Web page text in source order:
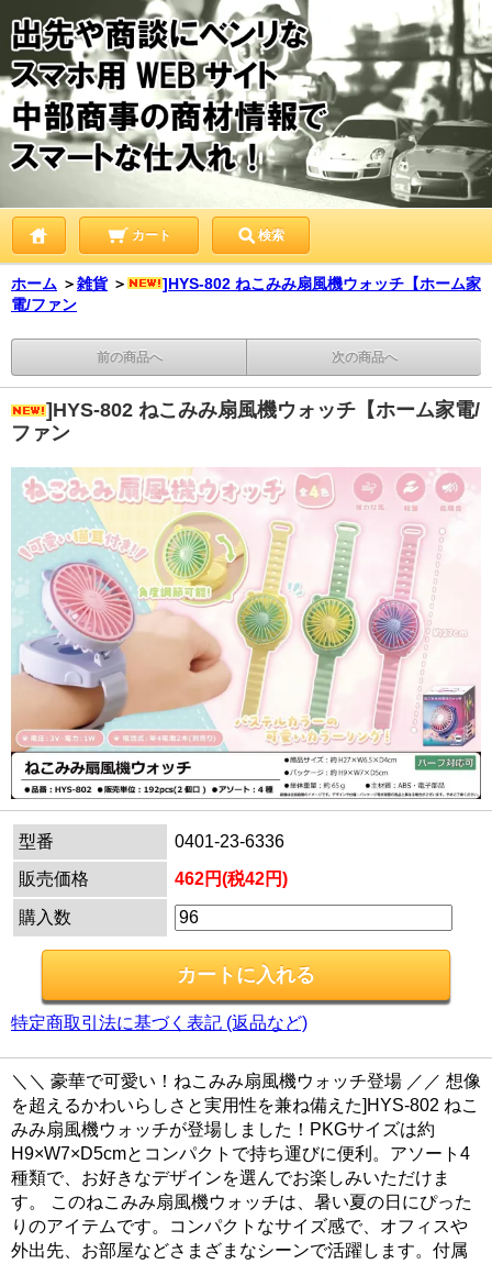
カート 検索
ホーム ＞雑貨 ＞
]HYS-802 ねこみみ扇風機ウォッチ【ホーム家
電/ファン
前の商品へ 次の商品へ
]HYS-802 ねこみみ扇風機ウォッチ【ホーム家電/
ファン
型番
0401-23-6336
販売価格
462円(税42円)
購入数
特定商取引法に基づく表記 (返品など)
＼＼ 豪華で可愛い！ねこみみ扇風機ウォッチ登場 ／／ 想像
を超えるかわいらしさと実用性を兼ね備えた]HYS-802 ねこ
みみ扇風機ウォッチが登場しました！PKGサイズは約
H9×W7×D5cmとコンパクトで持ち運びに便利。アソート4
種類で、お好きなデザインを選んでお楽しみいただけま
す。 このねこみみ扇風機ウォッチは、暑い夏の日にぴった
りのアイテムです。コンパクトなサイズ感で、オフィスや
外出先、お部屋などさまざまなシーンで活躍します。付属